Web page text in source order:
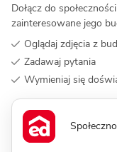
Dołącz do
zainteresowane jego
Oglądaj zdjęcia z
Zadawaj pytania
Wymieniaj się